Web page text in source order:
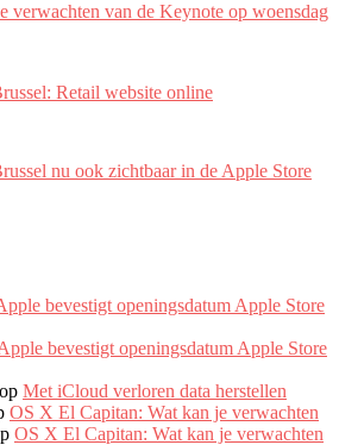
verwachten van de Keynote op woensdag
Retail website online
nu ook zichtbaar in de Apple Store
bevestigt openingsdatum Apple Store
bevestigt openingsdatum Apple Store
op Met iCloud verloren data herstellen
OS X El Capitan: Wat kan je verwachten
OS X El Capitan: Wat kan je verwachten